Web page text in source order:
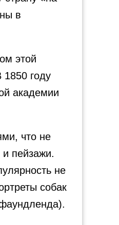
в
этой
году
академии
что не
пейзажи.
не
собак